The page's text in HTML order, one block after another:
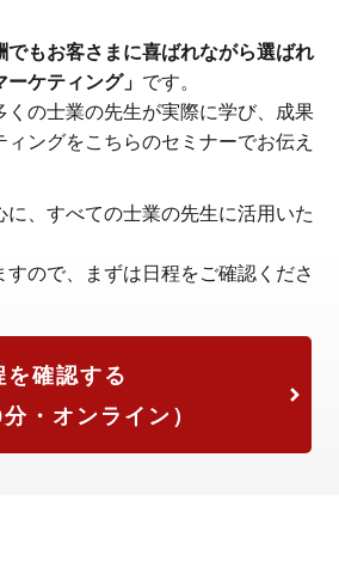
でもお客さまに喜ばれながら選ばれ
ケティング」 です。
くの士業の先生が実際に学び、成果
ングをこちらのセミナーでお伝え
、すべての士業の先生に活用いた
すので、まずは日程をご確認くださ
を確認する
分・オンライン）